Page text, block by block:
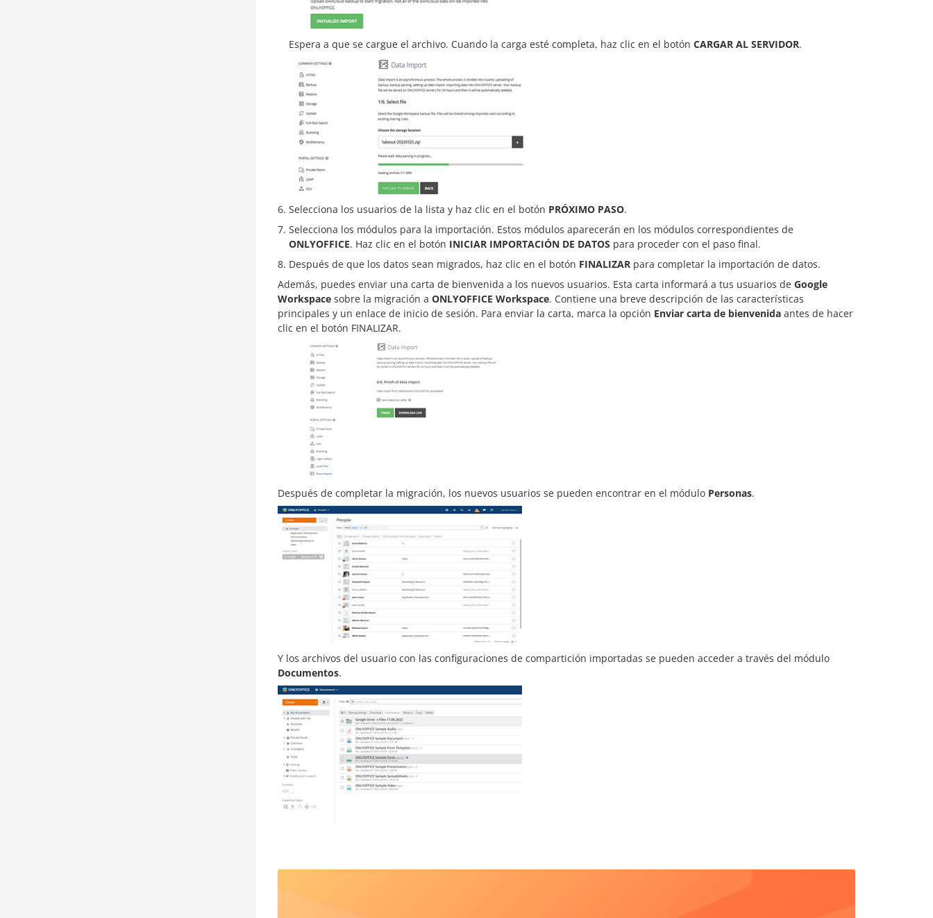
Espera a que se cargue el archivo. Cuando la carga esté completa, haz clic en el botón CARGAR AL SERVIDOR.
Selecciona los usuarios de la lista y haz clic en el botón PRÓXIMO PASO.
Selecciona los módulos para la importación. Estos módulos aparecerán en los módulos correspondientes de
ONLYOFFICE. Haz clic en el botón INICIAR IMPORTACIÓN DE DATOS para proceder con el paso final.
Después de que los datos sean migrados, haz clic en el botón FINALIZAR para completar la importación de datos.
Además, puedes enviar una carta de bienvenida a los nuevos usuarios. Esta carta informará a tus usuarios de Google
Workspace sobre la migración a ONLYOFFICE Workspace. Contiene una breve descripción de las características
principales y un enlace de inicio de sesión. Para enviar la carta, marca la opción Enviar carta de bienvenida antes de hacer
clic en el botón FINALIZAR.
Después de completar la migración, los nuevos usuarios se pueden encontrar en el módulo Personas.
Y los archivos del usuario con las configuraciones de compartición importadas se pueden acceder a través del módulo
Documentos.